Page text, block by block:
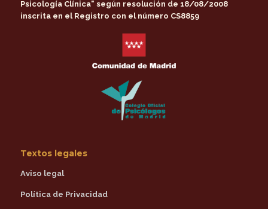
Psicología Clínica" según resolución de 18/08/2008
inscrita en el Registro con el número CS8859
Textos legales
Aviso legal
Política de Privacidad